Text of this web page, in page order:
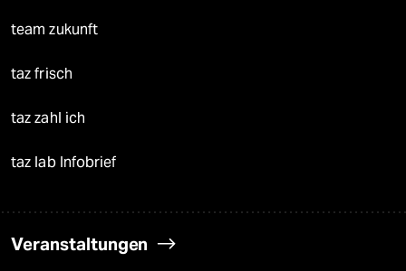
team zukunft
taz frisch
taz zahl ich
taz lab Infobrief
Veranstaltungen